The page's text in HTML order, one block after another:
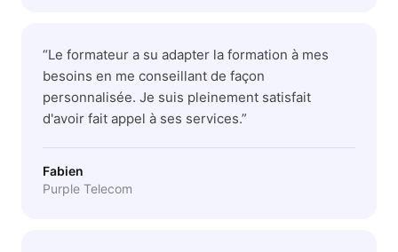
“Le formateur a su adapter la formation à mes
besoins en me conseillant de façon
personnalisée. Je suis pleinement satisfait
d'avoir fait appel à ses services.”
Fabien
Purple Telecom